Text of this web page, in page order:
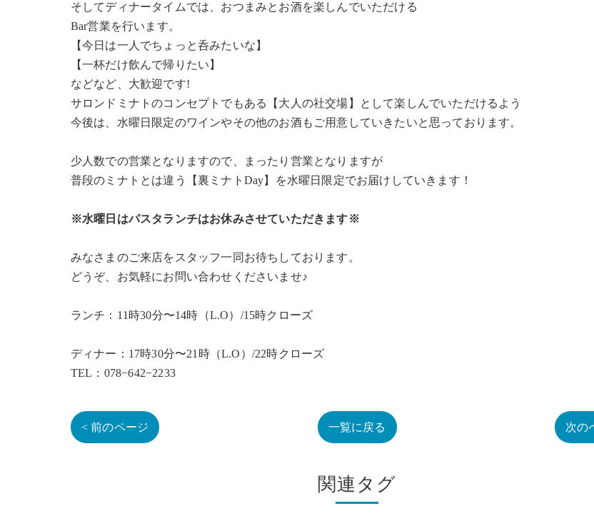
そしてディナータイムでは、おつまみとお酒を楽しんでいただける
Bar営業を行います。
【今日は一人でちょっと呑みたいな】
【一杯だけ飲んで帰りたい】
などなど、大歓迎です!
サロンドミナトのコンセプトでもある【大人の社交場】として楽しんでいただけるよう
今後は、水曜日限定のワインやその他のお酒もご用意していきたいと思っております。
少人数での営業となりますので、まったり営業となりますが
普段のミナトとは違う【裏ミナトDay】を水曜日限定でお届けしていきます！
※水曜日はパスタランチはお休みさせていただきます※
みなさまのご来店をスタッフ一同お待ちしております。
どうぞ、お気軽にお問い合わせくださいませ♪
ランチ：11時30分〜14時（L.O）/15時クローズ
ディナー：17時30分〜21時（L.O）/22時クローズ
TEL：078−642−2233
< 前のページ 一覧に戻る 次の
関連タグ